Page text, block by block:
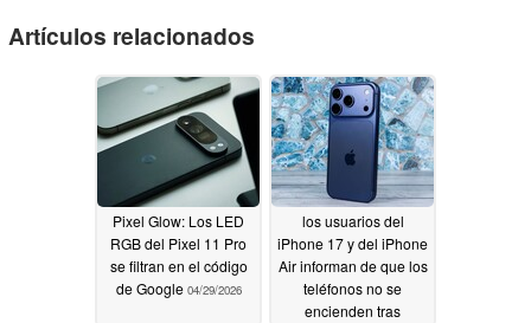
Artículos relacionados
Pixel Glow: Los LED
RGB del Pixel 11 Pro
se filtran en el código
de Google 04/29/2026
los usuarios del
iPhone 17 y del iPhone
Air informan de que los
teléfonos no se
encienden tras